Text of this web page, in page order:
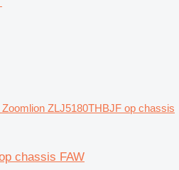
Zoomlion ZLJ5180THBJF op chassis
chassis FAW